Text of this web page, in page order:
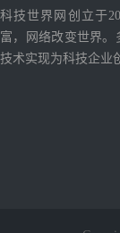
科技世界网创立于
富，网络改变世界。
技术实现为科技企业